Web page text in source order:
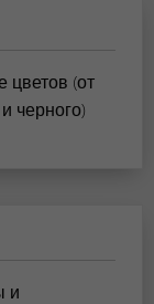
цветов (от
черного)
и